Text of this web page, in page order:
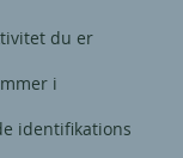
du er
i
identifikations